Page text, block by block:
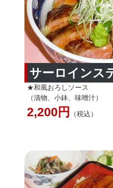
サーロインス
★和風おろしソース
（漬物、小鉢、味噌汁）
2,200円 （税込）